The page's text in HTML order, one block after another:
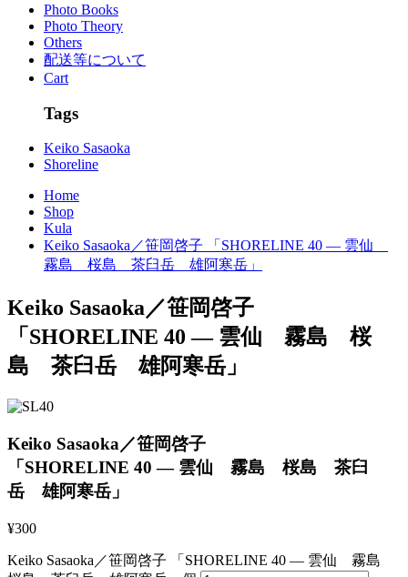
Photo Books
Photo Theory
Others
配送等について
Cart
Tags
Keiko Sasaoka
Shoreline
Home
Shop
Kula
Keiko Sasaoka／笹岡啓子 「SHORELINE 40 — 雲仙
霧島 桜島 茶臼岳 雄阿寒岳」
Keiko Sasaoka／笹岡啓子
「SHORELINE 40 — 雲仙 霧島 桜
島 茶臼岳 雄阿寒岳」
Keiko Sasaoka／笹岡啓子
「SHORELINE 40 — 雲仙 霧島 桜島 茶臼
岳 雄阿寒岳」
¥300
Keiko Sasaoka／笹岡啓子 「SHORELINE 40 — 雲仙 霧島